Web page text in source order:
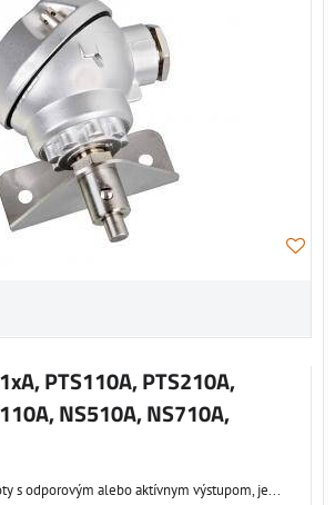
PTS110A, PTS210A,
NS510A, NS710A,
s odporovým alebo aktívnym výstupom, je...